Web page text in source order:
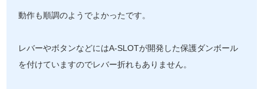
動作も順調のようでよかったです。
レバーやボタンなどにはA-SLOTが開発した保護ダンボール
を付けていますのでレバー折れもありません。